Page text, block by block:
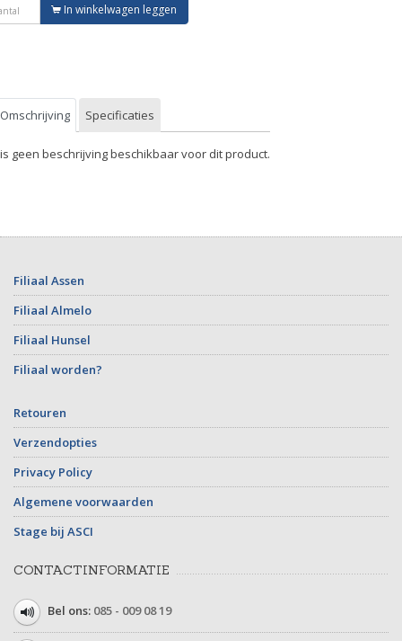
In winkelwagen leggen
Omschrijving Specificaties
geen beschrijving beschikbaar voor dit product.
Filiaal Assen
Filiaal Almelo
Filiaal Hunsel
Filiaal worden?
Retouren
Verzendopties
Privacy Policy
Algemene voorwaarden
Stage bij ASCI
CONTACTINFORMATIE
Bel ons: 085 - 009 08 19